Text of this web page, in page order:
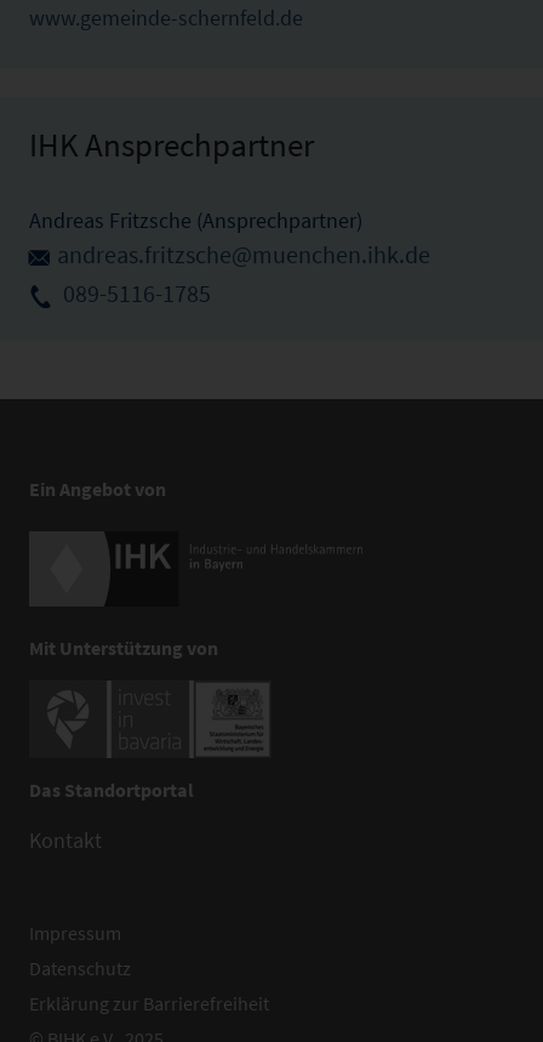
www.gemeinde-schernfeld.de
IHK Ansprechpartner
Andreas Fritzsche (Ansprechpartner)
andreas.fritzsche@muenchen.ihk.de
089-5116-1785
Ein Angebot von
Mit Unterstützung von
Das Standortportal
Kontakt
Impressum
Datenschutz
Erklärung zur Barrierefreiheit